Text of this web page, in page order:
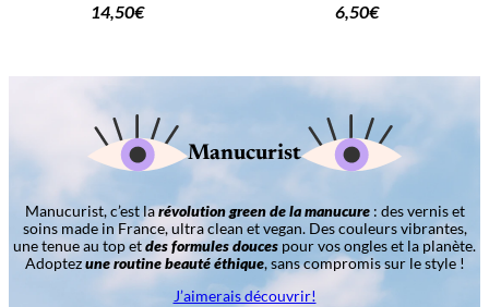
14,50€
6,50€
Manucurist
Manucurist, c’est larévolution green de la manucure: des vernis et
soins made in France, ultra clean et vegan. Des couleurs vibrantes,
une tenue au top etdes formules douces pour vos ongles et la planète.
Adoptezune routine beauté éthique, sans compromis sur le style !
J’aimerais découvrir!